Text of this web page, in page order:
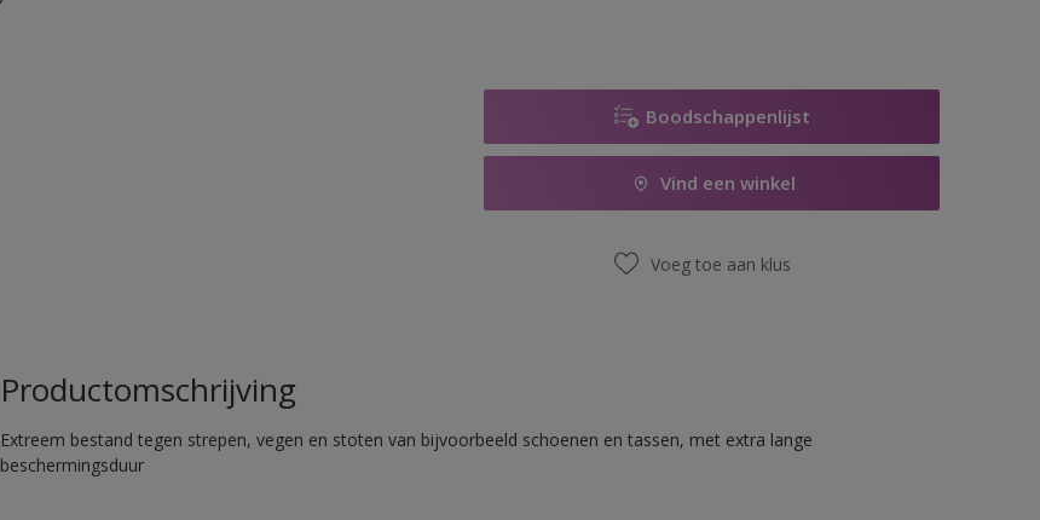
Boodschappenlijst
Vind een winkel
Voeg toe aan klus
Productomschrijving
Extreem bestand tegen strepen, vegen en stoten van bijvoorbeeld schoenen en tassen, met extra lange
beschermingsduur